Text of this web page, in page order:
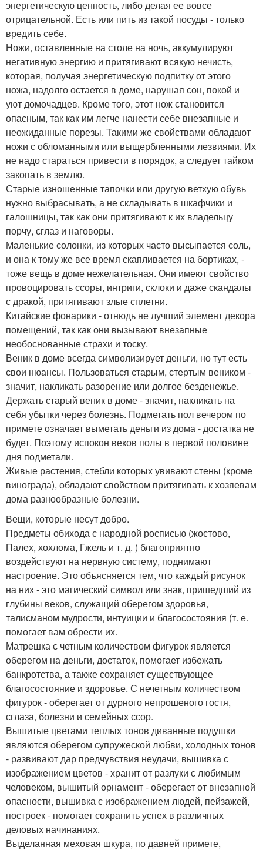
энергетическую ценность, либо делая ее вовсе
отрицательной. Есть или пить из такой посуды - только
вредить себе.
Ножи, оставленные на столе на ночь, аккумулируют
негативную энергию и притягивают всякую нечисть,
которая, получая энергетическую подпитку от этого
ножа, надолго остается в доме, нарушая сон, покой и
уют домочадцев. Кроме того, этот нож становится
опасным, так как им легче нанести себе внезапные и
неожиданные порезы. Такими же свойствами обладают
ножи с обломанными или выщербленными лезвиями. Их
не надо стараться привести в порядок, а следует тайком
закопать в землю.
Старые изношенные тапочки или другую ветхую обувь
нужно выбрасывать, а не складывать в шкафчики и
галошницы, так как они притягивают к их владельцу
порчу, сглаз и наговоры.
Маленькие солонки, из которых часто высыпается соль,
и она к тому же все время скапливается на бортиках, -
тоже вещь в доме нежелательная. Они имеют свойство
провоцировать ссоры, интриги, склоки и даже скандалы
с дракой, притягивают злые сплетни.
Китайские фонарики - отнюдь не лучший элемент декора
помещений, так как они вызывают внезапные
необоснованные страхи и тоску.
Веник в доме всегда символизирует деньги, но тут есть
свои нюансы. Пользоваться старым, стертым веником -
значит, накликать разорение или долгое безденежье.
Держать старый веник в доме - значит, накликать на
себя убытки через болезнь. Подметать пол вечером по
примете означает выметать деньги из дома - достатка не
будет. Поэтому испокон веков полы в первой половине
дня подметали.
Живые растения, стебли которых увивают стены (кроме
винограда), обладают свойством притягивать к хозяевам
дома разнообразные болезни.
Вещи, которые несут добро.
Предметы обихода с народной росписью (жостово,
Палех, хохлома, Гжель и т. д. ) благоприятно
воздействуют на нервную систему, поднимают
настроение. Это объясняется тем, что каждый рисунок
на них - это магический символ или знак, пришедший из
глубины веков, служащий оберегом здоровья,
талисманом мудрости, интуиции и благосостояния (т. е.
помогает вам обрести их.
Матрешка с четным количеством фигурок является
оберегом на деньги, достаток, помогает избежать
банкротства, а также сохраняет существующее
благосостояние и здоровье. С нечетным количеством
фигурок - оберегает от дурного непрошеного гостя,
сглаза, болезни и семейных ссор.
Вышитые цветами теплых тонов диванные подушки
являются оберегом супружеской любви, холодных тонов
- развивают дар предчувствия неудачи, вышивка с
изображением цветов - хранит от разлуки с любимым
человеком, вышитый орнамент - оберегает от внезапной
опасности, вышивка с изображением людей, пейзажей,
построек - помогает сохранить успех в различных
деловых начинаниях.
Выделанная меховая шкура, по давней примете,